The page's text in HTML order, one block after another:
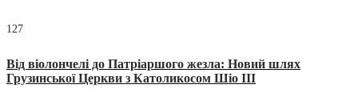
127
Від віолончелі до Патріаршого жезла: Новий шлях
Грузинської Церкви з Католикосом Шіо III